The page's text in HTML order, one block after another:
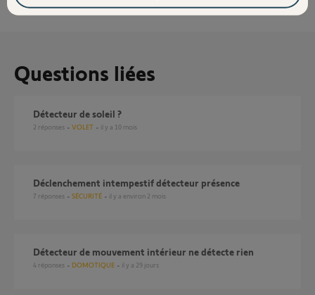
Questions liées
détecteur de soleil ?
2 réponses VOLET il y a 10 mois
déclenchement intempestif détecteur présence
7 réponses SÉCURITÉ il y a environ 2 mois
Détecteur de mouvement intérieur ne détecte rien
4 réponses DOMOTIQUE il y a 29 jours